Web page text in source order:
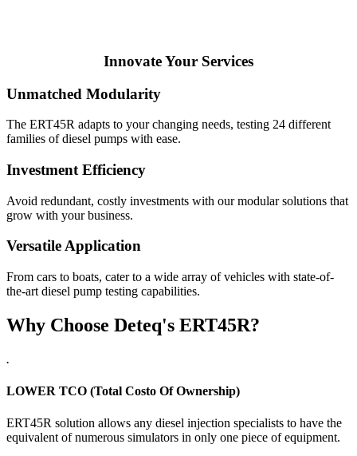
Innovate Your Services
Unmatched Modularity
The ERT45R adapts to your changing needs, testing 24 different
families of diesel pumps with ease.
Investment Efficiency
Avoid redundant, costly investments with our modular solutions that
grow with your business.
Versatile Application
From cars to boats, cater to a wide array of vehicles with state-of-
the-art diesel pump testing capabilities.
Why Choose Deteq's ERT45R?
.
LOWER TCO (Total Costo Of Ownership)
ERT45R solution allows any diesel injection specialists to have the
equivalent of numerous simulators in only one piece of equipment.